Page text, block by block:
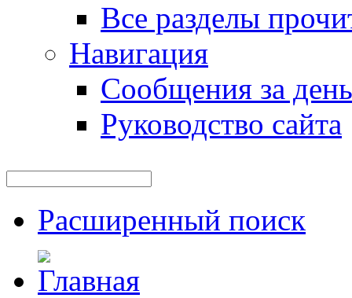
Все разделы
Навигация
Сообщения за день
Руководство сайта
Расширенный поиск